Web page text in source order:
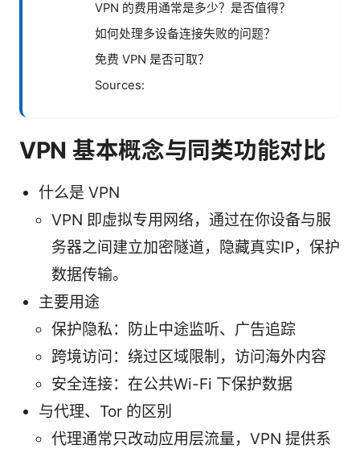
VPN 的费用通常是多少？是否值得？
如何处理多设备连接失败的问题？
免费 VPN 是否可取？
Sources:
VPN 基本概念与同类功能对比
什么是 VPN
VPN 即虚拟专用网络，通过在你设备与服
务器之间建立加密隧道，隐藏真实IP，保护
数据传输。
主要用途
保护隐私：防止中途监听、广告追踪
跨境访问：绕过区域限制，访问海外内容
安全连接：在公共Wi-Fi 下保护数据
与代理、Tor 的区别
代理通常只改动应用层流量，VPN 提供系